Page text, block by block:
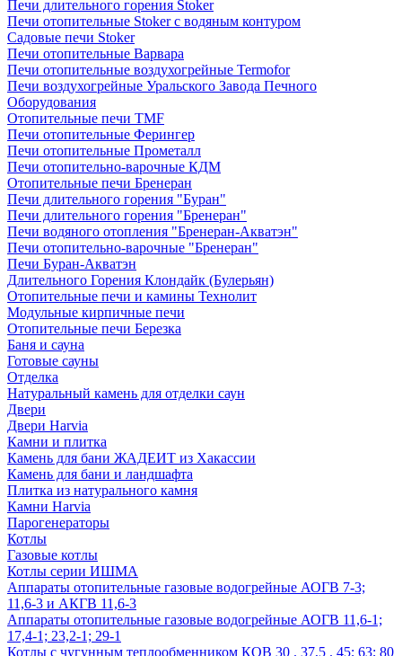
Печи длительного горения Stoker
Печи отопительные Stoker с водяным контуром
Садовые печи Stoker
Печи отопительные Варвара
Печи отопительные воздухогрейные Termofor
Печи воздухогрейные Уральского Завода Печного
Оборудования
Отопительные печи TMF
Печи отопительные Ферингер
Печи отопительные Прометалл
Печи отопительно-варочные КДМ
Отопительные печи Бренеран
Печи длительного горения "Буран"
Печи длительного горения "Бренеран"
Печи водяного отопления "Бренеран-Акватэн"
Печи отопительно-варочные "Бренеран"
Печи Буран-Акватэн
Длительного Горения Клондайк (Булерьян)
Отопительные печи и камины Технолит
Модульные кирпичные печи
Отопительные печи Березка
Баня и сауна
Готовые сауны
Отделка
Натуральный камень для отделки саун
Двери
Двери Harvia
Камни и плитка
Камень для бани ЖАДЕИТ из Хакассии
Камень для бани и ландшафта
Плитка из натурального камня
Камни Harvia
Парогенераторы
Котлы
Газовые котлы
Котлы серии ИШМА
Аппараты отопительные газовые водогрейные АОГВ 7-3;
11,6-3 и АКГВ 11,6-3
Аппараты отопительные газовые водогрейные АОГВ 11,6-1;
17,4-1; 23,2-1; 29-1
Котлы с чугунным теплообменником КОВ 30 . 37,5 . 45; 63; 80